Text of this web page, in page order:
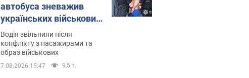
автобуса зневажив
українських військових
і поплатився. Відео
Водія звільнили після
конфлікту з пасажирами та
образ військових
7.08.2026 15:47 9,5 т.